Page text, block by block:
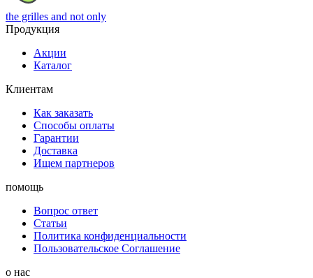
the grilles and not only
Продукция
Акции
Каталог
Клиентам
Как заказать
Способы оплаты
Гарантии
Доставка
Ищем партнеров
помощь
Вопрос ответ
Статьи
Политика конфиденциальности
Пользовательское Соглашение
о нас